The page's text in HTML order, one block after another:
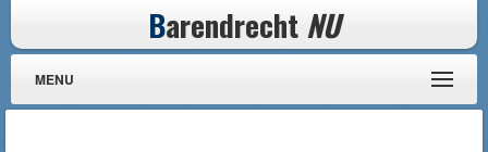
Barendrecht NU
MENU